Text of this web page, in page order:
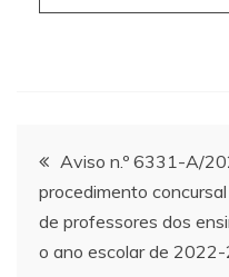
de
Aviso n.º 6331-A/
procedimento
de professores dos
o ano escolar de